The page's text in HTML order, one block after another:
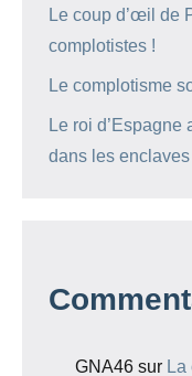
Le coup d’œil de
complotistes !
Le complotisme
Le roi
dans les
GNA46 sur